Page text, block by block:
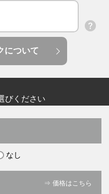
について
びください
なし
⇒ 価格はこちら